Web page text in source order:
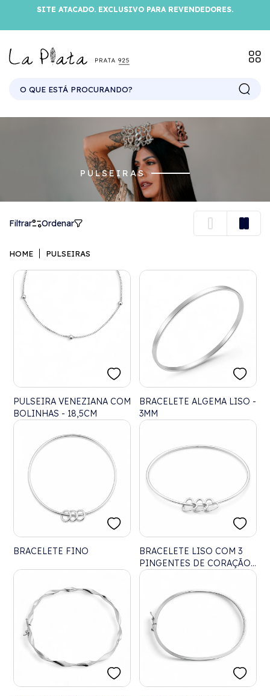
SITE ATACADO. EXCLUSIVO PARA REVENDEDORES.
PULSEIRAS
Filtrar Ordenar
HOME PULSEIRAS
PULSEIRA VENEZIANA COM
BOLINHAS - 18,5CM
BRACELETE ALGEMA LISO -
3MM
BRACELETE FINO
BRACELETE LISO COM 3
PINGENTES DE CORAÇÃO
VAZADO